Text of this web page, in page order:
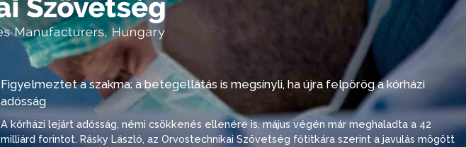
Figyelmeztet a szakma: a betegellátás is megsínyli, ha újra felpörög a kórházi
adósság
A kórházi lejárt adósság, némi csökkenés ellenére is, május végén már meghaladta a 42
milliárd forintot. Rásky László, az Orvostechnikai Szövetség főtitkára szerint a javulás mögött